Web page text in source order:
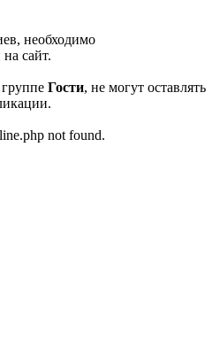
необходимо
сайт.
Гости, не могут оставлять
not found.